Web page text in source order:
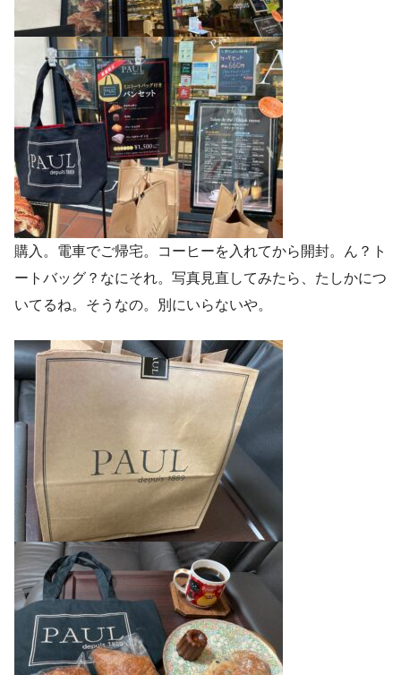
購入。電車でご帰宅。コーヒーを入れてから開封。ん？ト
ートバッグ？なにそれ。写真見直してみたら、たしかにつ
いてるね。そうなの。別にいらないや。